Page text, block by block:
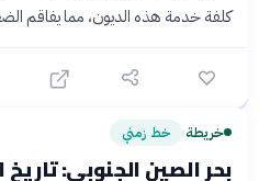
كلفة خدمة هذه الديون، مما يفاقم
خريطة› خط زمني
بحر الصين الجنوبي: